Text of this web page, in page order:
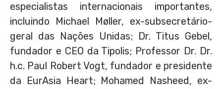
especialistas internacionais importantes,
incluindo Michael Møller, ex-subsecretário-
geral das Nações Unidas; Dr. Titus Gebel,
fundador e CEO da Tipolis; Professor Dr. Dr.
h.c. Paul Robert Vogt, fundador e presidente
da EurAsia Heart; Mohamed Nasheed, ex-